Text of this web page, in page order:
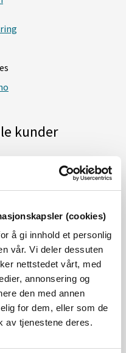
(cookies)
å gi innhold et personlig
vår. Vi deler dessuten
nettstedet vårt, med
annonsering og
den med annen
for dem, eller som de
av tjenestene deres.
kunder
for ikke-digitale
for innholdet i og
digitale kunder (4 word-
digitale kunder (4 word-